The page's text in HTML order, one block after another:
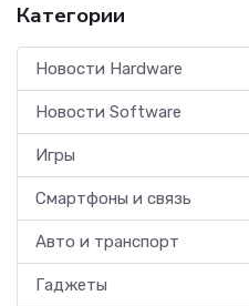
Категории
Новости Hardware
Новости Software
Игры
Смартфоны и связь
Авто и транспорт
Гаджеты